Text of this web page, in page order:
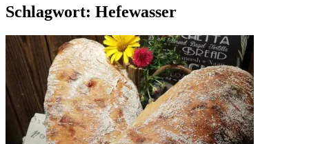
Schlagwort: Hefewasser